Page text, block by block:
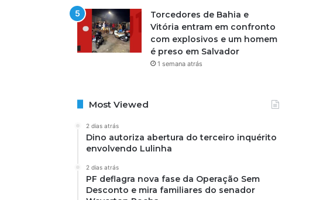
Torcedores de Bahia e
Vitória entram em confronto
com explosivos e um homem
é preso em Salvador
1 semana atrás
Most Viewed
2 dias atrás
Dino autoriza abertura do terceiro inquérito
envolvendo Lulinha
2 dias atrás
PF deflagra nova fase da Operação Sem
Desconto e mira familiares do senador